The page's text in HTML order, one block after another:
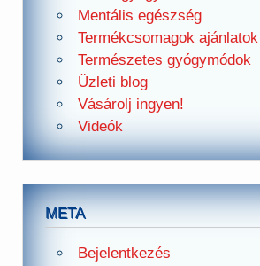
Mentális egészség
Termékcsomagok ajánlatok
Természetes gyógymódok
Üzleti blog
Vásárolj ingyen!
Videók
META
Bejelentkezés